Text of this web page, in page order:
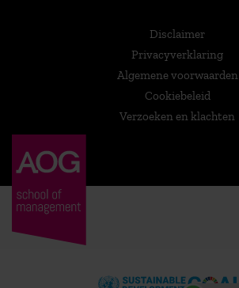
Disclaimer
Privacyverklaring
Algemene voorwaarden
Cookiebeleid
Verzoeken en klachten